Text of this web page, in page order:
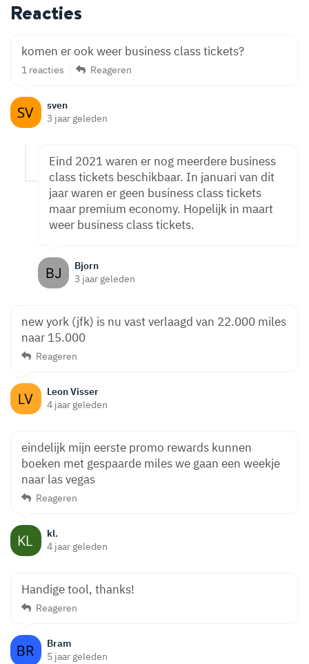
Reacties
sven
3 jaar geleden
komen er ook weer business class tickets?
1 reacties Reageren
Bjorn
3 jaar geleden
Eind 2021 waren er nog meerdere business
class tickets beschikbaar. In januari van dit
jaar waren er geen business class tickets
maar premium economy. Hopelijk in maart
weer business class tickets.
Leon Visser
4 jaar geleden
new york (jfk) is nu vast verlaagd van 22.000 miles
naar 15.000
Reageren
kl.
4 jaar geleden
eindelijk mijn eerste promo rewards kunnen
boeken met gespaarde miles we gaan een weekje
naar las vegas
Reageren
Bram
5 jaar geleden
Handige tool, thanks!
Reageren